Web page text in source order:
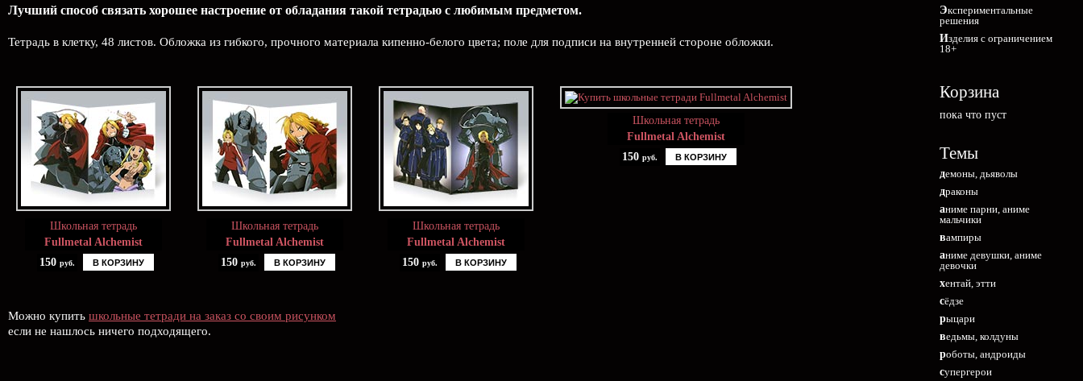
Лучший способ связать хорошее настроение от обладания такой тетрадью c любимым предметом.
Тетрадь в клетку, 48 листов. Обложка из гибкого, прочного материала кипенно-белого цвета; поле для подписи на внутренней стороне обложки.
Школьная тетрадь
Fullmetal Alchemist
150 руб. В КОРЗИНУ
Школьная тетрадь
Fullmetal Alchemist
150 руб. В КОРЗИНУ
Школьная тетрадь
Fullmetal Alchemist
150 руб. В КОРЗИНУ
Школьная тетрадь
Fullmetal Alchemist
150 руб. В КОРЗИНУ
Можно купить школьные тетради на заказ со своим рисунком
если не нашлось ничего подходящего.
Экспериментальные
решения
Изделия с ограничением
18+
Корзина
пока что пуст
Темы
демоны, дьяволы
драконы
аниме парни, аниме
мальчики
вампиры
аниме девушки, аниме
девочки
хентай, этти
сёдзе
рыцари
ведьмы, колдуны
роботы, андроиды
супергерои